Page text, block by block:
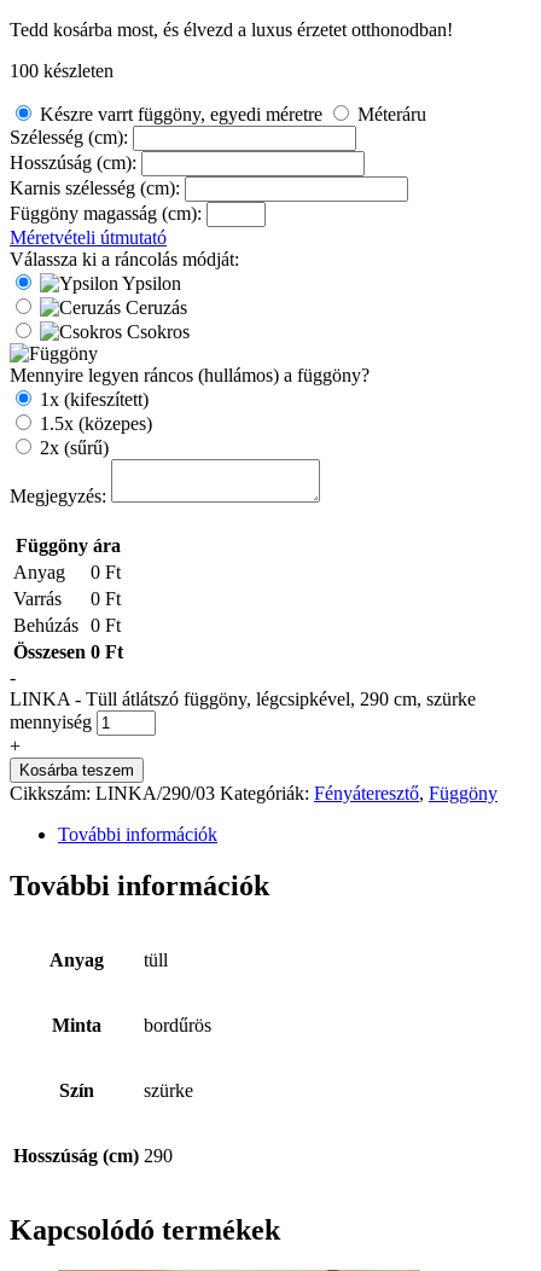
Tedd kosárba most, és élvezd a luxus érzetet otthonodban!
100 készleten
Készre varrt függöny, egyedi méretre
Méteráru
Szélesség (cm):
Hosszúság (cm):
Karnis szélesség (cm):
Függöny magasság (cm):
Méretvételi útmutató
Válassza ki a ráncolás módját:
Ypsilon
Ceruzás
Csokros
Mennyire legyen ráncos (hullámos) a függöny?
1x (kifeszített)
1.5x (közepes)
2x (sűrű)
Megjegyzés:
Függöny ára
Anyag
0 Ft
Varrás
0 Ft
Behúzás 0 Ft
Összesen 0 Ft
-
LINKA - Tüll átlátszó függöny, légcsipkével, 290 cm, szürke
mennyiség
+
Kosárba teszem
Cikkszám: LINKA/290/03 Kategóriák: Fényáteresztő, Függöny
További információk
További információk
Anyag tüll
Minta bordűrös
Szín szürke
Hosszúság (cm) 290
Kapcsolódó termékek